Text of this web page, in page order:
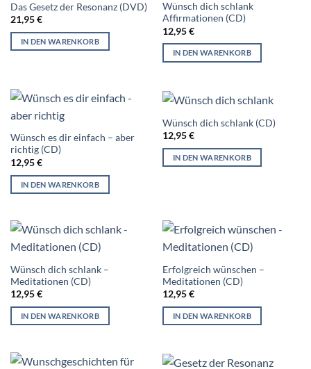
Das Gesetz der Resonanz (DVD)
21,95€
IN DEN WARENKORB
Wünsch dich schlank
Affirmationen (CD)
12,95€
IN DEN WARENKORB
Wünsch es dir einfach – aber
richtig (CD)
12,95€
IN DEN WARENKORB
Wünsch dich schlank (CD)
12,95€
IN DEN WARENKORB
Wünsch dich schlank –
Meditationen (CD)
12,95€
IN DEN WARENKORB
Erfolgreich wünschen –
Meditationen (CD)
12,95€
IN DEN WARENKORB